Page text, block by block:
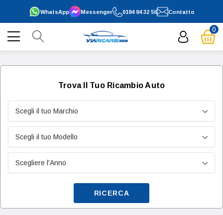
0184 84 32 56
WhatsApp Contatto
Messenger
0
Trova Il Tuo Ricambio Auto
RICERCA